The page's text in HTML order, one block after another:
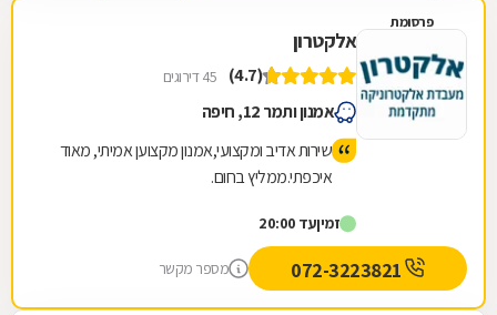
פרסומת
אלקטרון
(4.7) 45 דירוגים
אמנון ותמר 12, חיפה
שירות אדיב ומקצועי,אמנון מקצוען אמיתי, מאוד
איכפתי.ממליץ בחום.
זמיןעד 20:00
מספר מקשר